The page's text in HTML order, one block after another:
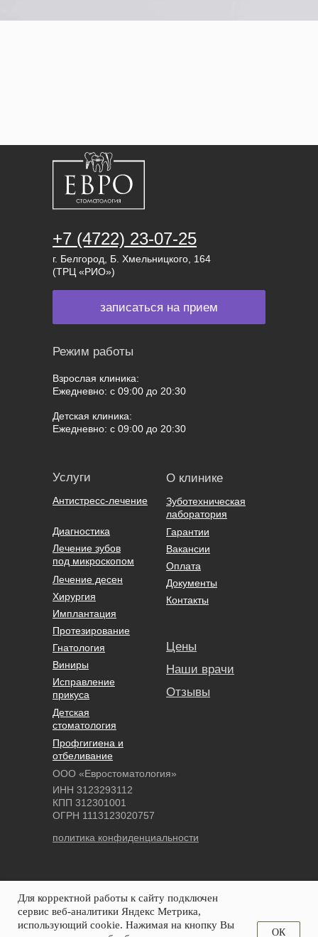
Для корректной работы к сайту подключен
сервис веб-аналитики Яндекс Метрика,
использующий cookie. Нажимая на кнопку Вы
ОК
ООО «Евростоматология»
политика конфиденциальности
ИНН 3123293112
КПП 312301001
ОГРН 1113123020757
© 2013-2026
Взрослая клиника:
Ежедневно: с 09:00 до 20:30
Детская клиника:
Ежедневно: с 09:00 до 20:30
Режим работы
г. Белгород, Б. Хмельницкого, 164
(ТРЦ «РИО»)
+7 (4722) 23-07-25
записаться на прием
Антистресс-лечение
Диагностика
Лечение зубов
под микроскопом
Лечение десен
Хирургия
Имплантация
Протезирование
Гнатология
Исправление
прикуса
Виниры
Профгигиена и
отбеливание
Детская
стоматология
Услуги
Зуботехническая
лаборатория
Гарантии
Вакансии
Оплата
Документы
О клинике
Цены
Наши врачи
Отзывы
Контакты